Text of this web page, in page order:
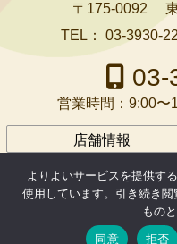
〒175-0092
TEL：
03-3930-
03-
営業時間： 9:00〜
店舗情報
よりよいサービスを提供す
使用しています。引き続き
もの
同意
拒否